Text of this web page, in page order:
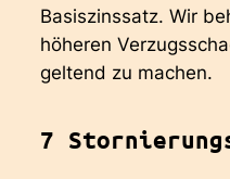
Basiszinssatz. Wir
höheren
geltend zu machen.
7